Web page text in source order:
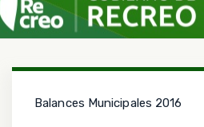
Balances Municipales 2016